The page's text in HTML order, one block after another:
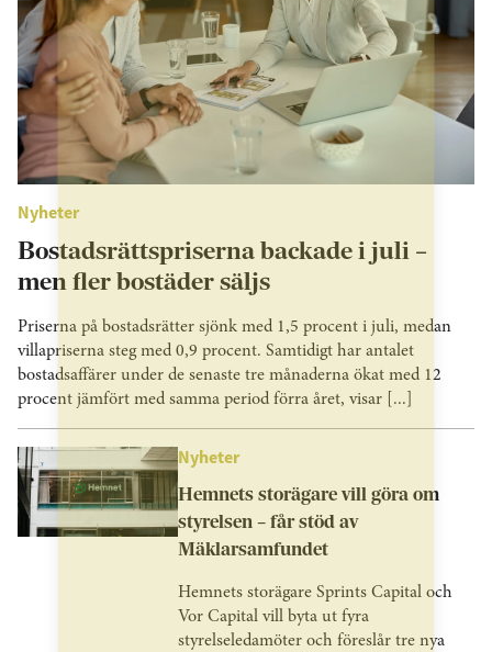
Nyheter
Bostadsrättspriserna backade i juli –
men fler bostäder säljs
Priserna på bostadsrätter sjönk med 1,5 procent i juli, medan
villapriserna steg med 0,9 procent. Samtidigt har antalet
bostadsaffärer under de senaste tre månaderna ökat med 12
procent jämfört med samma period förra året, visar [...]
Nyheter
Hemnets storägare vill göra om
styrelsen – får stöd av
Mäklarsamfundet
Hemnets storägare Sprints Capital och
Vor Capital vill byta ut fyra
styrelseledamöter och föreslår tre nya